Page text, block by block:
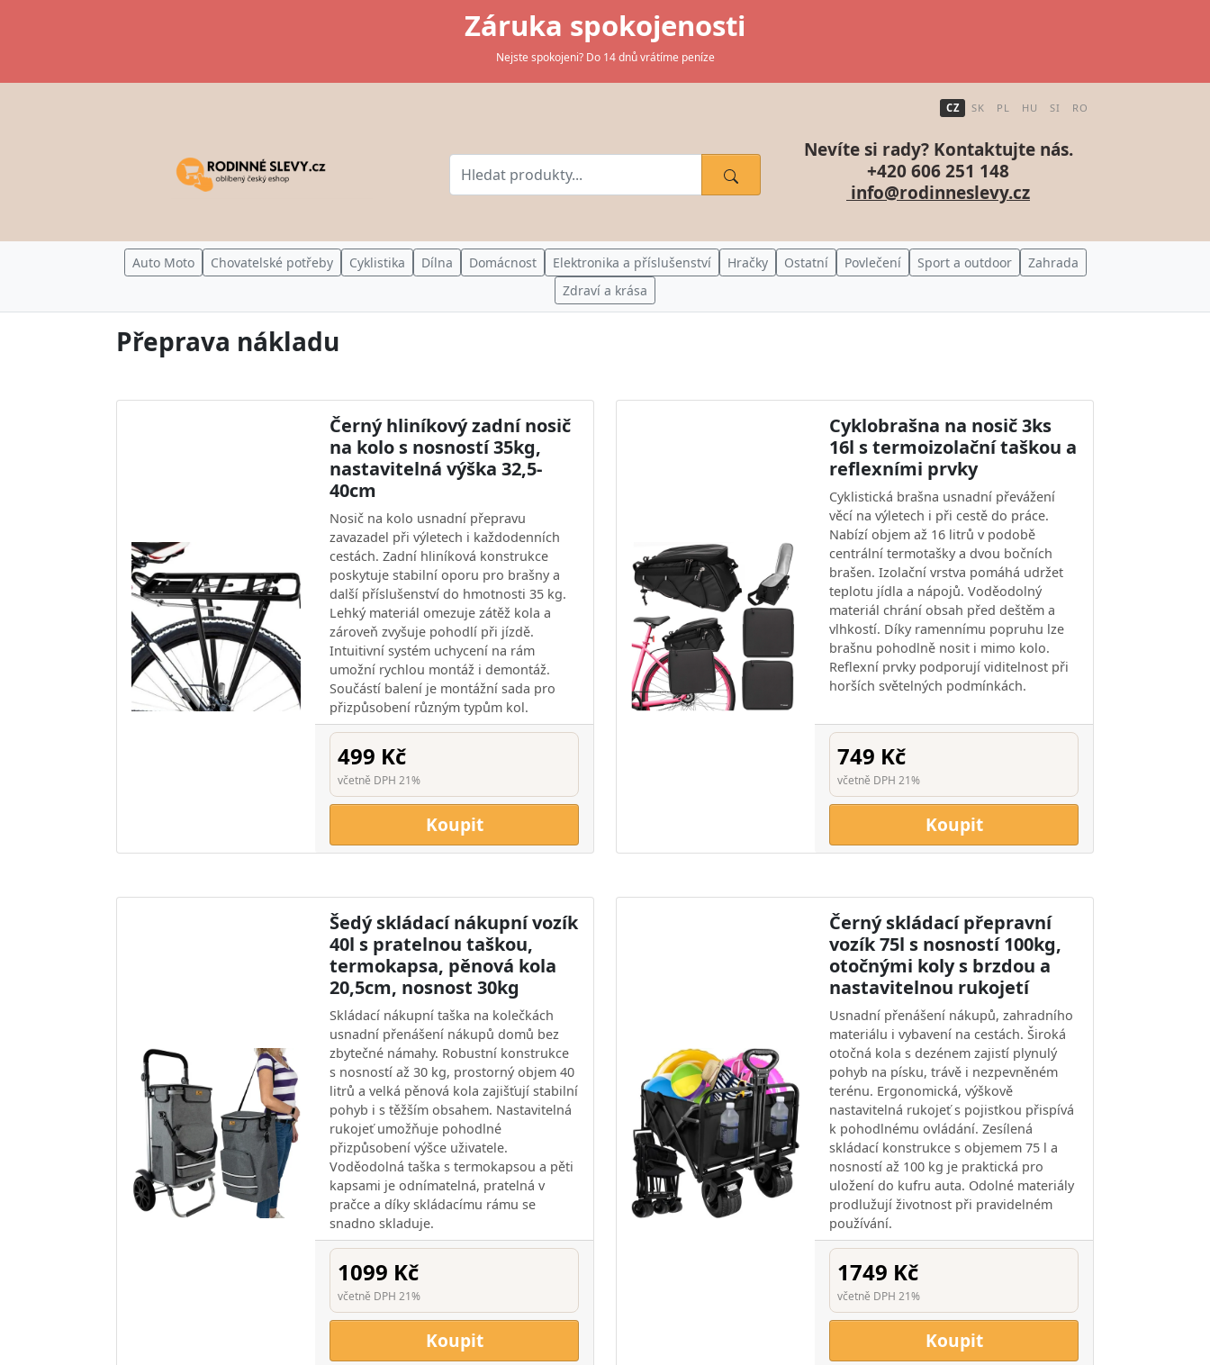
Záruka spokojenosti
Nejste spokojeni? Do 14 dnů vrátíme peníze
CZ SK PL HU SI RO
Nevíte si rady? Kontaktujte nás.
+420 606 251 148
info@rodinneslevy.cz
Auto Moto Chovatelské potřeby Cyklistika Dílna Domácnost Elektronika a příslušenství Hračky Ostatní Povlečení Sport a outdoor
Zahrada
Zdraví a krása
Přeprava nákladu
Černý hliníkový zadní nosič
na kolo s nosností 35kg,
nastavitelná výška 32,5-
40cm
Nosič na kolo usnadní přepravu
zavazadel při výletech i každodenních
cestách. Zadní hliníková konstrukce
poskytuje stabilní oporu pro brašny a
další příslušenství do hmotnosti 35 kg.
Lehký materiál omezuje zátěž kola a
zároveň zvyšuje pohodlí při jízdě.
Intuitivní systém uchycení na rám
umožní rychlou montáž i demontáž.
Součástí balení je montážní sada pro
přizpůsobení různým typům kol.
499 Kč
včetně DPH 21%
Koupit
Cyklobrašna na nosič 3ks
16l s termoizolační taškou a
reflexními prvky
Cyklistická brašna usnadní převážení
věcí na výletech i při cestě do práce.
Nabízí objem až 16 litrů v podobě
centrální termotašky a dvou bočních
brašen. Izolační vrstva pomáhá udržet
teplotu jídla a nápojů. Voděodolný
materiál chrání obsah před deštěm a
vlhkostí. Díky ramennímu popruhu lze
brašnu pohodlně nosit i mimo kolo.
Reflexní prvky podporují viditelnost při
horších světelných podmínkách.
749 Kč
včetně DPH 21%
Koupit
Šedý skládací nákupní vozík
40l s pratelnou taškou,
termokapsa, pěnová kola
20,5cm, nosnost 30kg
Skládací nákupní taška na kolečkách
usnadní přenášení nákupů domů bez
zbytečné námahy. Robustní konstrukce
s nosností až 30 kg, prostorný objem 40
litrů a velká pěnová kola zajišťují stabilní
pohyb i s těžším obsahem. Nastavitelná
rukojeť umožňuje pohodlné
přizpůsobení výšce uživatele.
Voděodolná taška s termokapsou a pěti
kapsami je odnímatelná, pratelná v
pračce a díky skládacímu rámu se
snadno skladuje.
1099 Kč
včetně DPH 21%
Koupit
Černý skládací přepravní
vozík 75l s nosností 100kg,
otočnými koly s brzdou a
nastavitelnou rukojetí
Usnadní přenášení nákupů, zahradního
materiálu i vybavení na cestách. Široká
otočná kola s dezénem zajistí plynulý
pohyb na písku, trávě i nezpevněném
terénu. Ergonomická, výškově
nastavitelná rukojeť s pojistkou přispívá
k pohodlnému ovládání. Zesílená
skládací konstrukce s objemem 75 l a
nosností až 100 kg je praktická pro
uložení do kufru auta. Odolné materiály
prodlužují životnost při pravidelném
používání.
1749 Kč
včetně DPH 21%
Koupit